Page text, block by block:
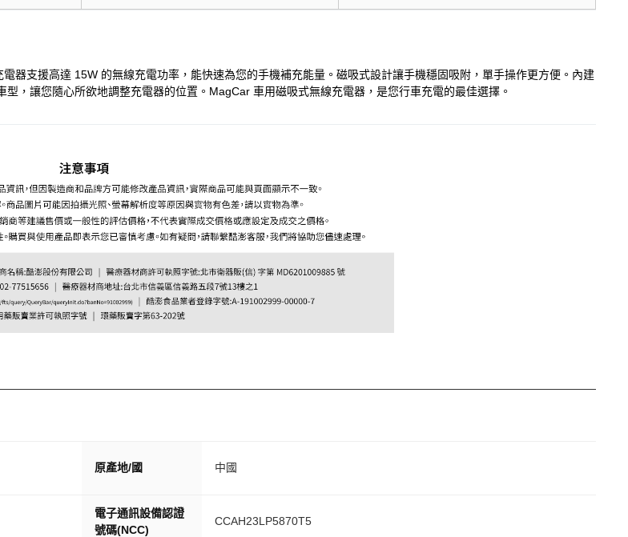
器支援高達 15W 的無線充電功率，能快速為您的手機補充能量。磁吸式設計讓手機穩固吸附，單手操作更方便。內建
，讓您隨心所欲地調整充電器的位置。MagCar 車用磁吸式無線充電器，是您行車充電的最佳選擇。
原產地/國 中國
電子通訊設備認證
號碼(NCC)
CCAH23LP5870T5